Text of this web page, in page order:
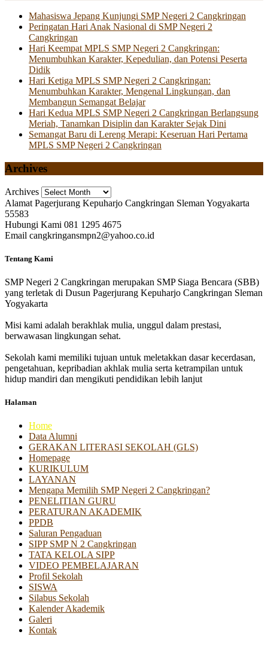
Mahasiswa Jepang Kunjungi SMP Negeri 2 Cangkringan
Peringatan Hari Anak Nasional di SMP Negeri 2
Cangkringan
Hari Keempat MPLS SMP Negeri 2 Cangkringan:
Menumbuhkan Karakter, Kepedulian, dan Potensi Peserta
Didik
Hari Ketiga MPLS SMP Negeri 2 Cangkringan:
Menumbuhkan Karakter, Mengenal Lingkungan, dan
Membangun Semangat Belajar
Hari Kedua MPLS SMP Negeri 2 Cangkringan Berlangsung
Meriah, Tanamkan Disiplin dan Karakter Sejak Dini
Semangat Baru di Lereng Merapi: Keseruan Hari Pertama
MPLS SMP Negeri 2 Cangkringan
Archives
Archives
Alamat Pagerjurang Kepuharjo Cangkringan Sleman Yogyakarta
55583
Hubungi Kami 081 1295 4675
Email cangkringansmpn2@yahoo.co.id
Tentang Kami
SMP Negeri 2 Cangkringan merupakan SMP Siaga Bencara (SBB)
yang terletak di Dusun Pagerjurang Kepuharjo Cangkringan Sleman
Yogyakarta
Misi kami adalah berakhlak mulia, unggul dalam prestasi,
berwawasan lingkungan sehat.
Sekolah kami memiliki tujuan untuk meletakkan dasar kecerdasan,
pengetahuan, kepribadian akhlak mulia serta ketrampilan untuk
hidup mandiri dan mengikuti pendidikan lebih lanjut
Halaman
Home
Data Alumni
GERAKAN LITERASI SEKOLAH (GLS)
Homepage
KURIKULUM
LAYANAN
Mengapa Memilih SMP Negeri 2 Cangkringan?
PENELITIAN GURU
PERATURAN AKADEMIK
PPDB
Saluran Pengaduan
SIPP SMP N 2 Cangkringan
TATA KELOLA SIPP
VIDEO PEMBELAJARAN
Profil Sekolah
SISWA
Silabus Sekolah
Kalender Akademik
Galeri
Kontak